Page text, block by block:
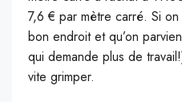
7,6 € par mètre carré. Si
bon endroit et qu’on
qui demande plus de
vite grimper.